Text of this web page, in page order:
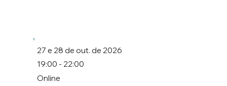
27 e 28 de out. de 2026
19:00 - 22:00
Online